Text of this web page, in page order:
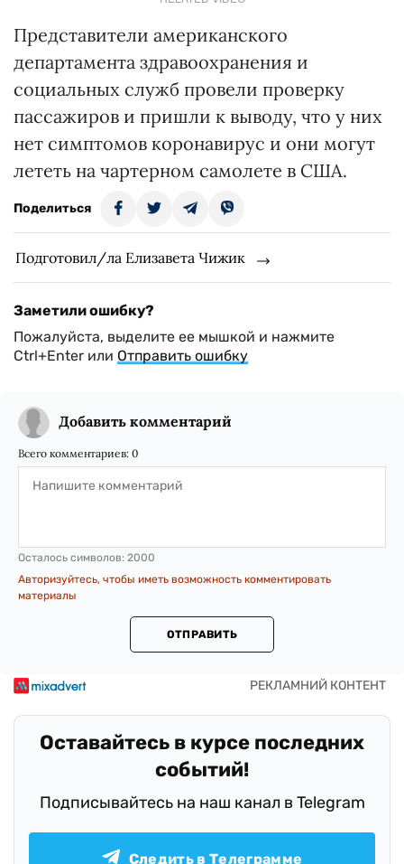
Представители американского
департамента здравоохранения и
социальных служб провели проверку
пассажиров и пришли к выводу, что у них
нет симптомов коронавирус и они могут
лететь на чартерном самолете в США.
Поделиться
Подготовил/ла Елизавета Чижик
Заметили ошибку?
Пожалуйста, выделите ее мышкой и нажмите
Ctrl+Enter или Отправить ошибку
Добавить комментарий
Всего комментариев: 0
Осталось символов: 2000
Авторизуйтесь, чтобы иметь возможность комментировать
материалы
ОТПРАВИТЬ
Оставайтесь в курсе последних
событий!
Подписывайтесь на наш канал в Telegram
Следить в Телеграмме